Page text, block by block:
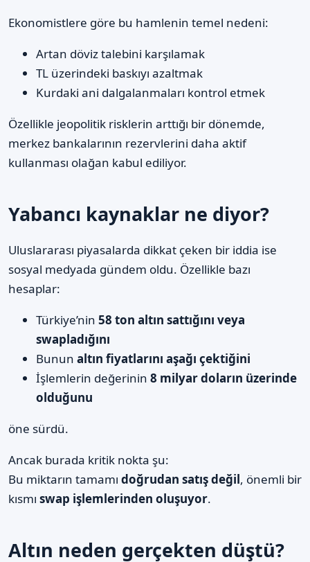
Ekonomistlere göre bu hamlenin temel nedeni:
Artan döviz talebini karşılamak
TL üzerindeki baskıyı azaltmak
Kurdaki ani dalgalanmaları kontrol etmek
Özellikle jeopolitik risklerin arttığı bir dönemde,
merkez bankalarının rezervlerini daha aktif
kullanması olağan kabul ediliyor.
Yabancı kaynaklar ne diyor?
Uluslararası piyasalarda dikkat çeken bir iddia ise
sosyal medyada gündem oldu. Özellikle bazı
hesaplar:
Türkiye’nin 58 ton altın sattığını veya
swapladığını
Bunun altın fiyatlarını aşağı çektiğini
İşlemlerin değerinin 8 milyar doların üzerinde
olduğunu
öne sürdü.
Ancak burada kritik nokta şu:
Bu miktarın tamamı doğrudan satış değil, önemli bir
kısmı swap işlemlerinden oluşuyor.
Altın neden gerçekten düştü?